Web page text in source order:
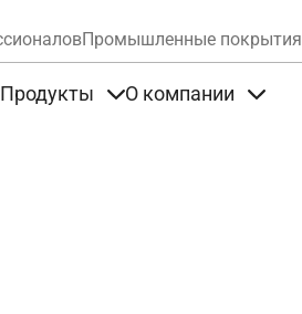
Промышленные покрытия
Продукты О компании